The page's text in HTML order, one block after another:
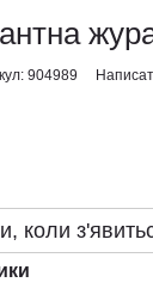
904989
коли